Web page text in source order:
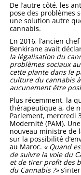
De l’autre côté, les
pose des problèmes
une solution autre
can­nabis.
En 2016, l’ancien
Benkirane avait
la légalisation du
problèmes so­ciaux
cette plante dans le
culture du cannabis
aucunement être
Plus récemment, la
thérapeu­tique a, de
Parlement, mercredi
Mo­dernité (PAM).
nouveau ministre de
sur la possibilité
au Maroc. « Quand
de suivre la voie du
et de tirer profit des
du Cannabis ?»